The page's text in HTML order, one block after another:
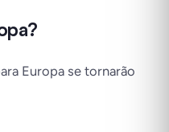
Europa se tornarão